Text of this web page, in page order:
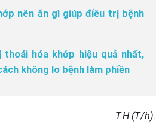
nên ăn gì giúp điều trị bệnh
hóa khớp hiệu quả nhất,
không lo bệnh làm phiền
T.H (T/h).